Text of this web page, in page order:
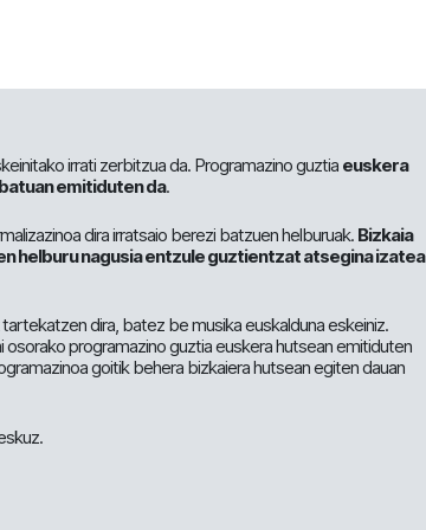
irrati zerbitzua da. Programazino guztia euskera
emitiduten da.
dira irratsaio berezi batzuen helburuak. Bizkaia
helburu nagusia entzule guztientzat atsegina izatea
tartekatzen dira, batez be musika euskalduna eskeiniz.
osorako programazino guztia euskera hutsean emitiduten
goitik behera bizkaiera hutsean egiten dauan